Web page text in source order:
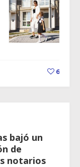
6
bajó un
de
notarios